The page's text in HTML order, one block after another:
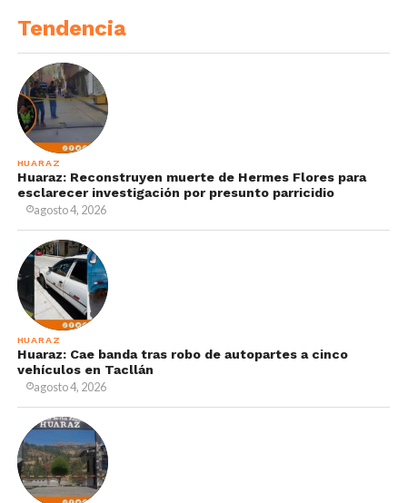
Tendencia
HUARAZ
Huaraz: Reconstruyen muerte de Hermes Flores para
esclarecer investigación por presunto parricidio
agosto 4, 2026
HUARAZ
Huaraz: Cae banda tras robo de autopartes a cinco
vehículos en Tacllán
agosto 4, 2026